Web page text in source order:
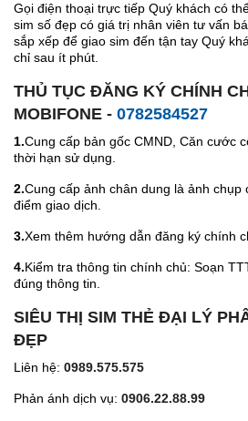
Gọi điện thoại trực tiếp Quý khách có
sim số đẹp có giá trị nhân viên tư vấn
sắp xếp để giao sim đến tận tay Quý
chỉ sau ít phút.
THỦ TỤC ĐĂNG KÝ CHÍNH
MOBIFONE - 0782584527
1.Cung cấp bản gốc CMND, Căn cước
thời hạn sử dụng.
2.Cung cấp ảnh chân dung là ảnh chụp
điểm giao dịch.
3.Xem thêm hướng dẫn đăng ký chính
4.Kiểm tra thông tin chính chủ: Soạn
đúng thông tin.
SIÊU THỊ SIM THẺ ĐẠI LÝ
ĐẸP
Liên hệ: 0989.575.575
Phản ánh dịch vụ: 0906.22.88.99